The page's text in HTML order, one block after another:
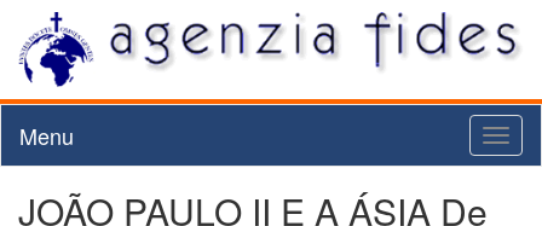
Menu
JOÃO PAULO II E A ÁSIA De